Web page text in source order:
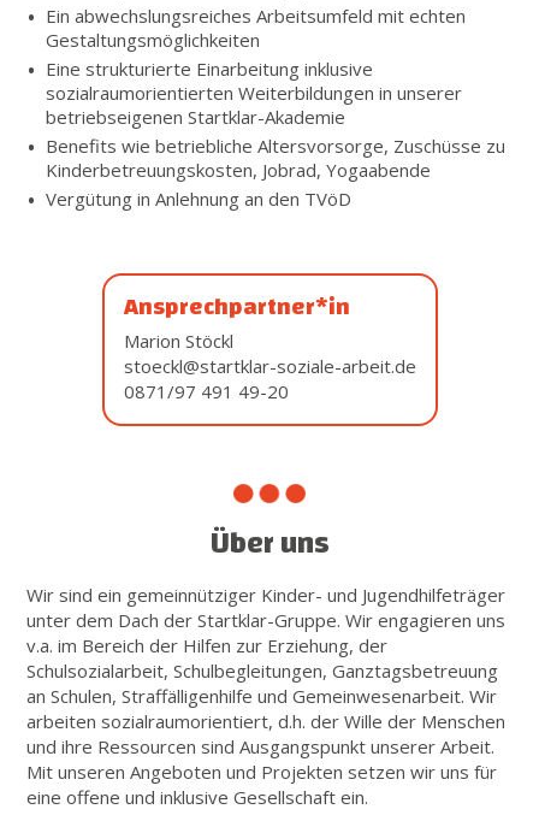
Ein abwechslungsreiches Arbeitsumfeld mit echten
Gestaltungsmöglichkeiten
Eine strukturierte Einarbeitung inklusive
sozialraumorientierten Weiterbildungen in unserer
betriebseigenen Startklar-Akademie
Benefits wie betriebliche Altersvorsorge, Zuschüsse zu
Kinderbetreuungskosten, Jobrad, Yogaabende
Vergütung in Anlehnung an den TVöD
Ansprechpartner*in
Marion Stöckl
stoeckl@startklar-soziale-arbeit.de
0871/97 491 49-20
Über uns
Wir sind ein gemeinnütziger Kinder- und Jugendhilfeträger
unter dem Dach der Startklar-Gruppe. Wir engagieren uns
v.a. im Bereich der Hilfen zur Erziehung, der
Schulsozialarbeit, Schulbegleitungen, Ganztagsbetreuung
an Schulen, Straffälligenhilfe und Gemeinwesenarbeit. Wir
arbeiten sozialraumorientiert, d.h. der Wille der Menschen
und ihre Ressourcen sind Ausgangspunkt unserer Arbeit.
Mit unseren Angeboten und Projekten setzen wir uns für
eine offene und inklusive Gesellschaft ein.